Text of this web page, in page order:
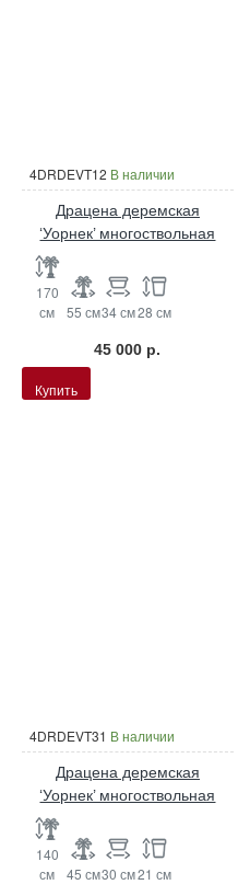
4DRDEVT12 В наличии
Драцена деремская
‘Уорнек’ многоствольная
170
см
55 см34 см28 см
45 000 р.
Купить
4DRDEVT31 В наличии
Драцена деремская
‘Уорнек’ многоствольная
140
см
45 см30 см21 см